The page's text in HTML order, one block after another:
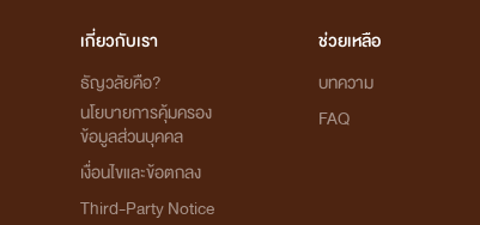
เกี่ยวกับเรา
ธัญวลัยคือ?
นโยบายการคุ้มครอง
ข้อมูลส่วนบุคคล
เงื่อนไขและข้อตกลง
Third-Party Notice
ช่วยเหลือ
บทความ
FAQ